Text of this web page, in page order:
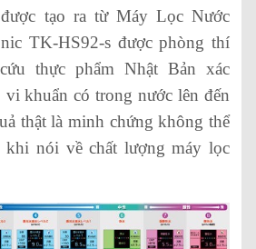
tạo ra từ Máy Lọc Nước
TK-HS92-s được phòng thí
thực phẩm Nhật Bản xác
khuẩn có trong nước lên đến
thật là minh chứng không thể
khi nói về chất lượng máy lọc